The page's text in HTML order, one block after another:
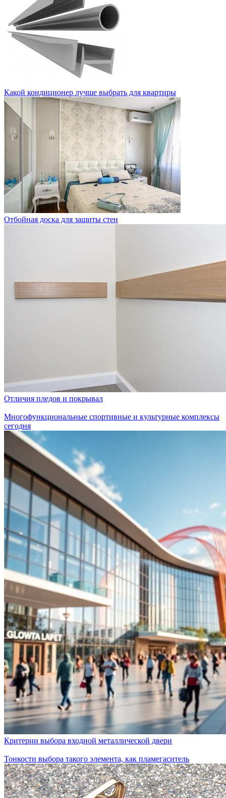
Какой кондиционер лучше выбрать для квартиры
Отбойная доска для защиты стен
Отличия пледов и покрывал
Многофункциональные спортивные и культурные комплексы
сегодня
Критерии выбора входной металлической двери
Тонкости выбора такого элемента, как пламегаситель